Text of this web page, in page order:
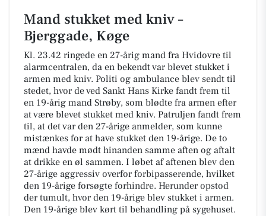
Mand stukket med kniv –
Bjerggade, Køge
Kl. 23.42 ringede en 27-årig mand fra Hvidovre til
alarmcentralen, da en bekendt var blevet stukket i
armen med kniv. Politi og ambulance blev sendt til
stedet, hvor de ved Sankt Hans Kirke fandt frem til
en 19-årig mand Strøby, som blødte fra armen efter
at være blevet stukket med kniv. Patruljen fandt frem
til, at det var den 27-årige anmelder, som kunne
mistænkes for at have stukket den 19-årige. De to
mænd havde mødt hinanden samme aften og aftalt
at drikke en øl sammen. I løbet af aftenen blev den
27-årige aggressiv overfor forbipasserende, hvilket
den 19-årige forsøgte forhindre. Herunder opstod
der tumult, hvor den 19-årige blev stukket i armen.
Den 19-årige blev kørt til behandling på sygehuset.